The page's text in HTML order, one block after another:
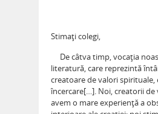
Stimaţi colegi,
De câtva timp, vocaţia
literatură, care reprezintă
creatoare de valori spirituale,
încercare[…]. Noi, creatorii de
avem o mare experienţă a